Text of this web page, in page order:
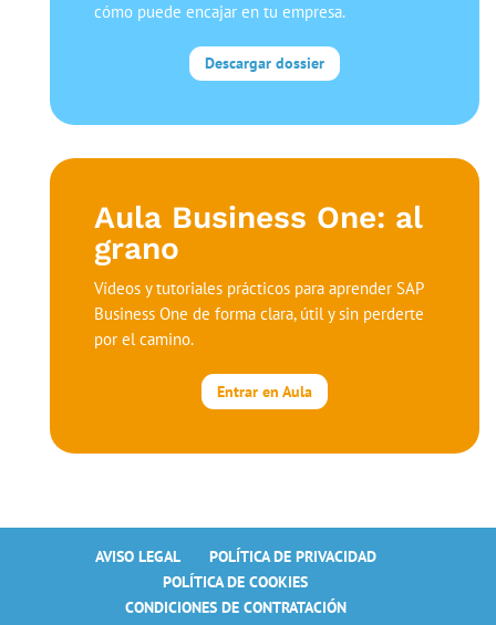
cómo puede encajar en tu empresa.
Descargar dossier
Aula Business One: al
grano
Vídeos y tutoriales prácticos para aprender SAP
Business One de forma clara, útil y sin perderte
por el camino.
Entrar en Aula
AVISO LEGAL
POLÍTICA DE PRIVACIDAD
POLÍTICA DE COOKIES
CONDICIONES DE CONTRATACIÓN